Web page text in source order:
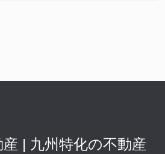
| 九州特化の不動産